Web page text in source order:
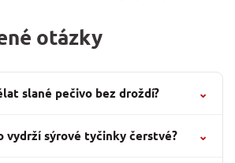
otázky
slané pečivo bez droždí? ⌄
vydrží sýrové tyčinky čerstvé? ⌄